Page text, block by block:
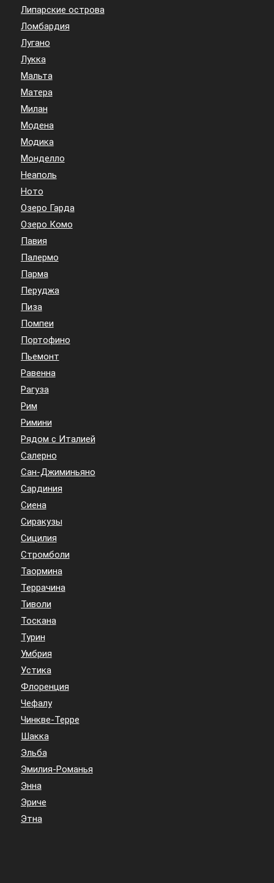
Липарские острова
Ломбардия
Лугано
Лукка
Мальта
Матера
Милан
Модена
Модика
Монделло
Неаполь
Ното
Озеро Гарда
Озеро Комо
Павия
Палермо
Парма
Перуджа
Пиза
Помпеи
Портофино
Пьемонт
Равенна
Рагуза
Рим
Римини
Рядом с Италией
Салерно
Сан-Джиминьяно
Сардиния
Сиена
Сиракузы
Сицилия
Стромболи
Таормина
Террачина
Тиволи
Тоскана
Турин
Умбрия
Устика
Флоренция
Чефалу
Чинкве-Терре
Шакка
Эльба
Эмилия-Романья
Энна
Эриче
Этна